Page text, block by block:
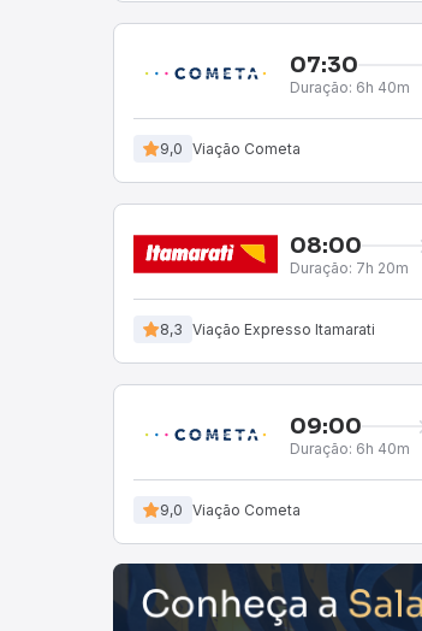
07:30
Duração: 6h 40m
9,0 Viação Cometa
08:00
Duração: 7h 20m
8,3 Viação Expresso Itamarati
09:00
Duração: 6h 40m
9,0 Viação Cometa